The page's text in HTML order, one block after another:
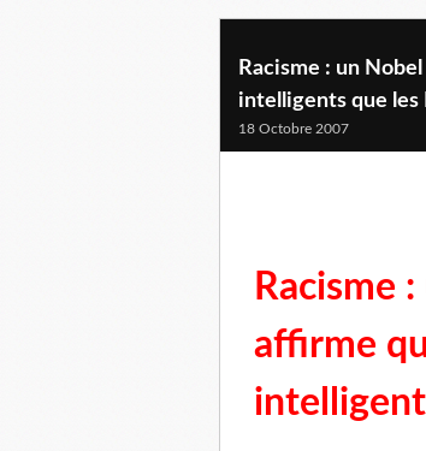
Racisme : un
intelligents que les
18 Octobre 2007
Racisme
affirme